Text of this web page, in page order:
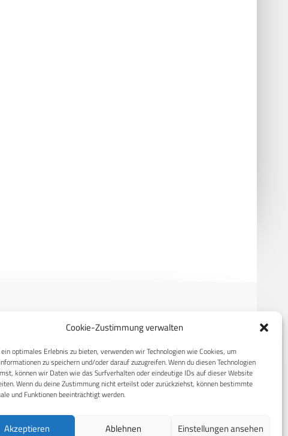
Cookie-Zustimmung verwalten
optimales Erlebnis zu bieten, verwenden wir Technologien wie Cookies, um
zu speichern und/oder darauf zuzugreifen. Wenn du diesen Technologien
können wir Daten wie das Surfverhalten oder eindeutige IDs auf dieser Website
Wenn du deine Zustimmung nicht erteilst oder zurückziehst, können bestimmte
und Funktionen beeinträchtigt werden.
Akzeptieren Ablehnen Einstellungen ansehen
RECHTLICHES
Datenschutzerklärung
Cookie-Richtlinie (EU)
Compliance